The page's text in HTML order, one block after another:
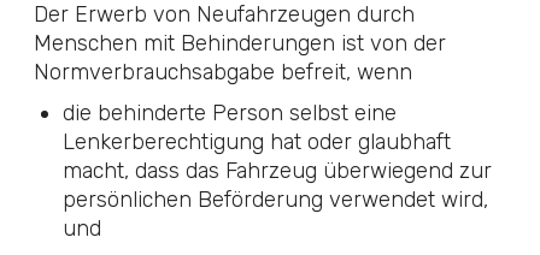
Der Erwerb von Neufahrzeugen durch
Menschen mit Behinderungen ist von der
Normverbrauchsabgabe befreit, wenn
die behinderte Person selbst eine
Lenkerberechtigung hat oder glaubhaft
macht, dass das Fahrzeug überwiegend zur
persönlichen Beförderung verwendet wird,
und